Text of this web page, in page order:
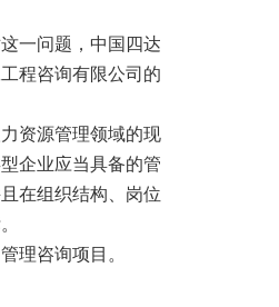
一问题，中国四达
程咨询有限公司的
资源管理领域的现
企业应当具备的管
在组织结构、岗位
理咨询项目。